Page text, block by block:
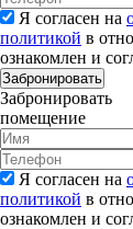
Я согласен на
политикой в
ознакомлен и
Забронировать
Забронировать
помещение
Я согласен на
политикой в
ознакомлен и